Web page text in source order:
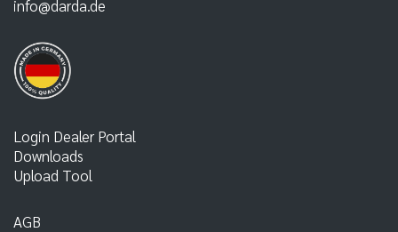
info@darda.de
Login Dealer Portal
Downloads
Upload Tool
AGB